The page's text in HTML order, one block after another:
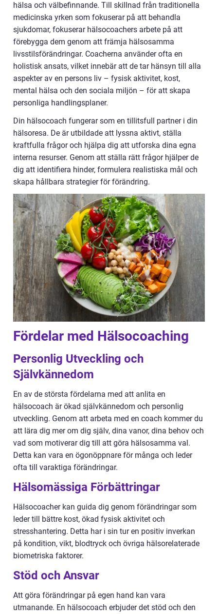
hälsa och välbefinnande. Till skillnad från traditionella
medicinska yrken som fokuserar på att behandla
sjukdomar, fokuserar hälsocoachers arbete på att
förebygga dem genom att främja hälsosamma
livsstilsförändringar. Coacherna använder ofta en
holistisk ansats, vilket innebär att de tar hänsyn till alla
aspekter av en persons liv – fysisk aktivitet, kost,
mental hälsa och den sociala miljön – för att skapa
personliga handlingsplaner.
Din hälsocoach fungerar som en tillitsfull partner i din
hälsoresa. De är utbildade att lyssna aktivt, ställa
kraftfulla frågor och hjälpa dig att utforska dina egna
interna resurser. Genom att ställa rätt frågor hjälper de
dig att identifiera hinder, formulera realistiska mål och
skapa hållbara strategier för förändring.
Fördelar med Hälsocoaching
Personlig Utveckling och
Självkännedom
En av de största fördelarna med att anlita en
hälsocoach är ökad självkännedom och personlig
utveckling. Genom att arbeta med en coach kommer du
att lära dig mer om dig själv, dina vanor, dina behov och
vad som motiverar dig till att göra hälsosamma val.
Detta kan vara en ögonöppnare för många och leder
ofta till varaktiga förändringar.
Hälsomässiga Förbättringar
Hälsocoacher kan guida dig genom förändringar som
leder till bättre kost, ökad fysisk aktivitet och
stresshantering. Detta har i sin tur en positiv inverkan
på kondition, vikt, blodtryck och övriga hälsorelaterade
biometriska faktorer.
Stöd och Ansvar
Att göra förändringar på egen hand kan vara
utmanande. En hälsocoach erbjuder det stöd och den